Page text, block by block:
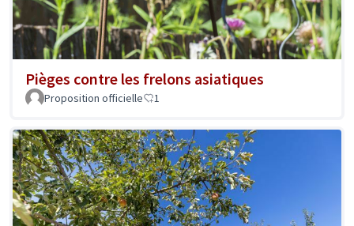
Pièges contre les frelons asiatiques
Proposition officielle 1